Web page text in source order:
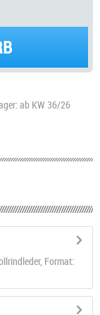
ab KW 36/26
Format: